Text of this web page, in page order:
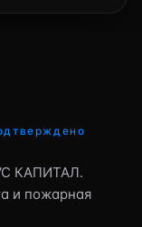
КАПИТАЛ.
и пожарная